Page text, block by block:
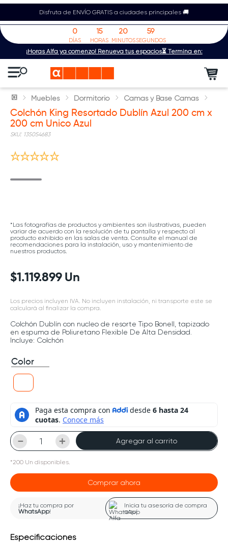
Disfruta de ENVÍO GRATIS a ciudades principales 🚚
¡Horas Alfa ya comenzó! Renueva tus espacios⏳ Termina en:
0
DÍAS
15
HORAS
20
MINUTOS
59
SEGUNDOS
Muebles Dormitorio Camas y Base Camas
Colchón King Resortado Dublín Azul 200 cm x
200 cm Unico Azul
: 135054683
*Las fotografías de productos y ambientes son ilustrativas, pueden
variar de acuerdo con la resolución de tu pantalla y respecto al
producto exhibido en las salas de venta. Consulte el manual de
recomendaciones para la instalación, uso y mantenimiento de
nuestros productos.
$1 .119.899 Un
Los precios incluyen IVA. No incluyen instalación, ni transporte este se
calculará al finalizar la compra.
Colchón Dublín con nucleo de resorte Tipo Bonell, tapizado
en espuma de Poliuretano Flexible De Alta Densidad.
Incluye: Colchón
Color
＋
－ Agregar al carrito
*200 Un disponibles.
Comprar ahora
¡Haz tu compra por
WhatsApp!
Inicia tu asesoría de compra
aquí
Especificaciones